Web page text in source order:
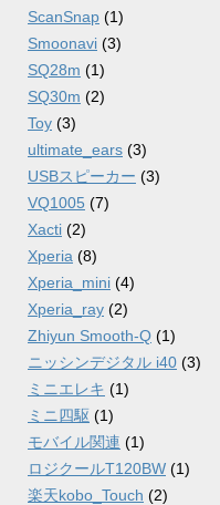
ScanSnap (1)
Smoonavi (3)
SQ28m (1)
SQ30m (2)
Toy (3)
ultimate_ears (3)
USBスピーカー (3)
VQ1005 (7)
Xacti (2)
Xperia (8)
Xperia_mini (4)
Xperia_ray (2)
Zhiyun Smooth-Q (1)
ニッシンデジタル i40 (3)
ミニエレキ (1)
ミニ四駆 (1)
モバイル関連 (1)
ロジクールT120BW (1)
楽天kobo_Touch (2)